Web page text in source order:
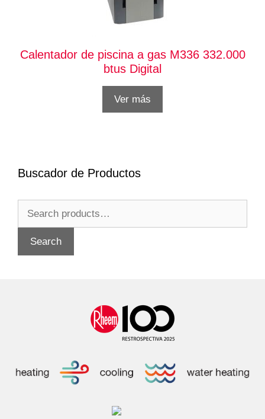
Calentador de piscina a gas M336 332.000
btus Digital
Ver más
Buscador de Productos
Search